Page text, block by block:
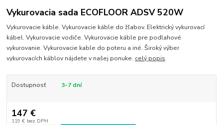
Vykurovacia sada ECOFLOOR ADSV 520W
Vykurovacie káble. Vykurovacie káble do žľabov. Elektrický vykurovací
kábel. Vykurovacie vodiče. Vykurovacie káble pre podlahové
vykurovanie. Vykurovacie kable do poteru a iné. Široký výber
vykurovacích káblov nájdete v našej ponuke. celý popis
Dostupnosť 3-7 dní
147 €
119 € bez DPH